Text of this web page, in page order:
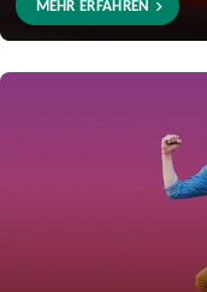
MEHR ERFAHREN